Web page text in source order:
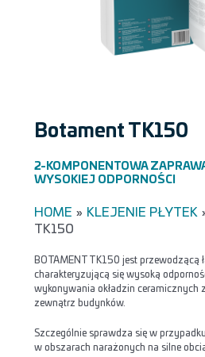
Botament TK150
2-KOMPONENTOWA
WYSOKIEJ ODPORNOŚCI
HOME » KLEJENIE PŁYTEK
TK150
BOTAMENT TK150 jest przewodzącą
charakteryzującą się wysoką
wykonywania okładzin ceramicznych
zewnątrz budynków.
Szczególnie sprawdza się w
w obszarach narażonych na silne